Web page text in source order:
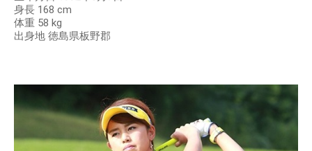
身長 168 cm
体重 58 kg
出身地 徳島県板野郡